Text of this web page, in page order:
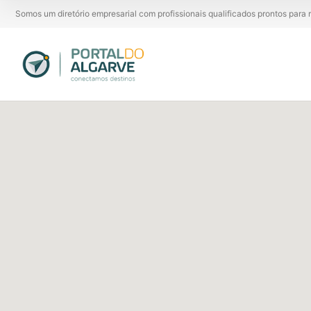
Somos um diretório empresarial com profissionais qualificados prontos